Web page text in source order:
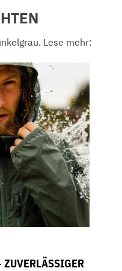
Lese mehr: